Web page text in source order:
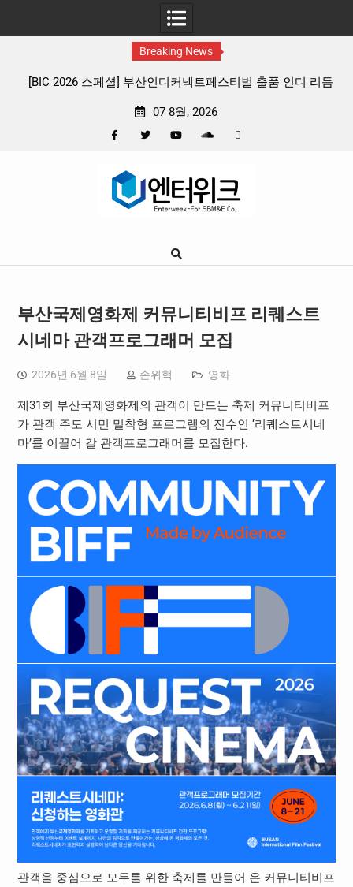
Breaking News
판타지 케이팝 애니메이션 ‘고스트밴드’ 8월 26일(수) 개봉
07 8월, 2026
Google
부산국제영화제 커뮤니티비프 리퀘스트
시네마 관객프로그래머 모집
2026년 6월 8일 손위혁 영화
제31회 부산국제영화제의 관객이 만드는 축제 커뮤니티비프
가 관객 주도 시민 밀착형 프로그램의 진수인 ‘리퀘스트시네
마’를 이끌어 갈 관객프로그래머를 모집한다.
관객을 중심으로 모두를 위한 축제를 만들어 온 커뮤니티비프